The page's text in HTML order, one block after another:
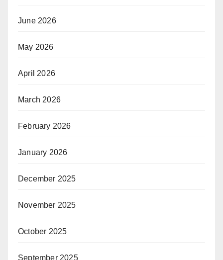
June 2026
May 2026
April 2026
March 2026
February 2026
January 2026
December 2025
November 2025
October 2025
September 2025